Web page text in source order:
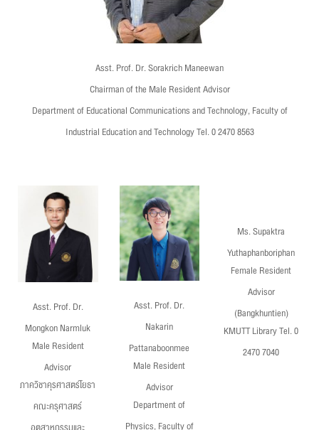
Asst. Prof. Dr. Sorakrich Maneewan
Chairman of the Male Resident Advisor
Department of Educational Communications and Technology, Faculty of
Industrial Education and Technology Tel. 0 2470 8563
Asst. Prof. Dr.
Mongkon Narmluk
Male Resident
Advisor
ภาควิชาคุรศาสตร์โยธา
คณะครุศาสตร์
Asst. Prof. Dr.
Nakarin
Pattanaboonmee
Male Resident
Advisor
Department of
Physics, Faculty of
Ms. Supaktra
Yuthaphanboriphan
Female Resident
Advisor
(Bangkhuntien)
KMUTT Library Tel. 0
2470 7040